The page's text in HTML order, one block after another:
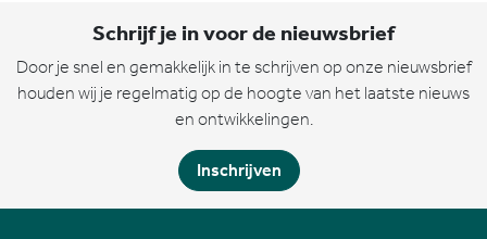
Schrijf je in voor de nieuwsbrief
Door je snel en gemakkelijk in te schrijven op onze nieuwsbrief
houden wij je regelmatig op de hoogte van het laatste nieuws
en ontwikkelingen.
Inschrijven